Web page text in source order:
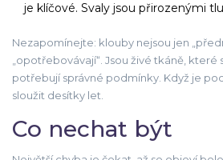
je klíčové. Svaly jsou přirozenými
Nezapomínejte: klouby nejsou jen
„opotřebovávají“. Jsou živé tkáně, které
potřebují správné podmínky. Když je
sloužit desítky let.
Co nechat být